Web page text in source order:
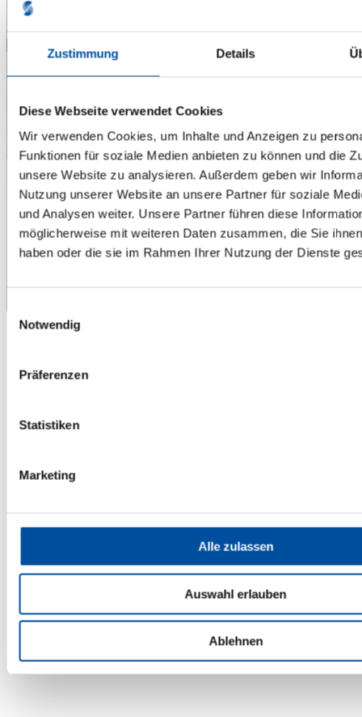
Zustimmung Details
Diese Webseite verwendet Cookies
Wir verwenden Cookies, um Inhalte und Anzeigen zu
Funktionen für soziale Medien anbieten zu können und die
unsere Website zu analysieren. Außerdem geben wir
Nutzung unserer Website an unsere Partner für soziale
und Analysen weiter. Unsere Partner führen diese
möglicherweise mit weiteren Daten zusammen, die Sie
haben oder die sie im Rahmen Ihrer Nutzung der Dienste
Einwilligungsauswahl
Notwendig
Präferenzen
Statistiken
Marketing
Alle zulassen
Auswahl erlauben
Ablehnen